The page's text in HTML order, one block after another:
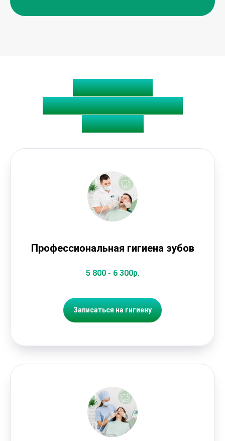
Стоимость
профессиональной
гигиены
Профессиональная гигиена зубов
5 800 - 6 300р.
Записаться на гигиену